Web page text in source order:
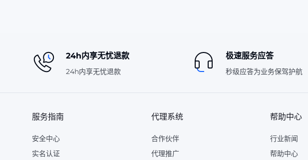
24h内享无忧退款
24h内享无忧退款
极速服务应答
秒级应答为业务保驾护航
服务指南
安全中心
实名认证
代理系统
合作伙伴
代理推广
帮助中心
行业新闻
帮助中心